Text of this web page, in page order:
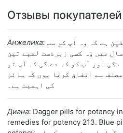
Отзывы покупателей
Анжелика: معذرت لیکن کیا آپ کو یقین ہے کہ وہ آپ کو سب
میں وہ کسی زبردست لمبے تین
گی اور آپ کو کہ دے گی کہ آپ تو
سے اتفاق کرتا ہوں کہ سائز
کی اہمیت ہے۔
Диана: Dagger pills for potency
remedies for potency 213. Blue